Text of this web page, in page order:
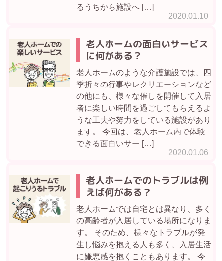
2020.01.10
るうちから施設へ […]
老人ホームの面白いサービス
に何がある？
2020.01.06
老人ホームのような介護施設では、四
季折々の行事やレクリエーションなど
の他にも、様々な催しを開催して入居
者に楽しい時間を過ごしてもらえるよ
うな工夫や努力をしている施設があり
ます。 今回は、老人ホーム内で体験
できる面白いサー […]
老人ホームでのトラブルは例
えば何がある？
老人ホームでは自宅とは異なり、多く
の高齢者が入居している場所になりま
す。 そのため、様々なトラブルが発
生し悩みを抱える人も多く、入居生活
に嫌悪感を抱くこともあります。 今